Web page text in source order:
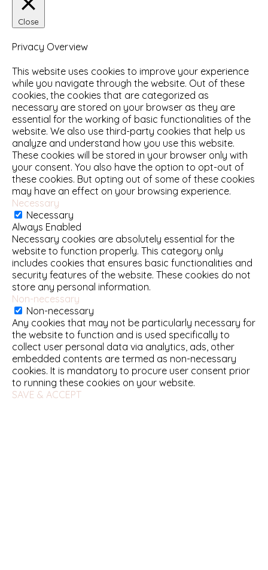
Close
Privacy Overview
This website uses cookies to improve your experience
while you navigate through the website. Out of these
cookies, the cookies that are categorized as
necessary are stored on your browser as they are
essential for the working of basic functionalities of the
website. We also use third-party cookies that help us
analyze and understand how you use this website.
These cookies will be stored in your browser only with
your consent. You also have the option to opt-out of
these cookies. But opting out of some of these cookies
may have an effect on your browsing experience.
Necessary
Necessary
Always Enabled
Necessary cookies are absolutely essential for the
website to function properly. This category only
includes cookies that ensures basic functionalities and
security features of the website. These cookies do not
store any personal information.
Non-necessary
Non-necessary
Any cookies that may not be particularly necessary for
the website to function and is used specifically to
collect user personal data via analytics, ads, other
embedded contents are termed as non-necessary
cookies. It is mandatory to procure user consent prior
to running these cookies on your website.
SAVE & ACCEPT